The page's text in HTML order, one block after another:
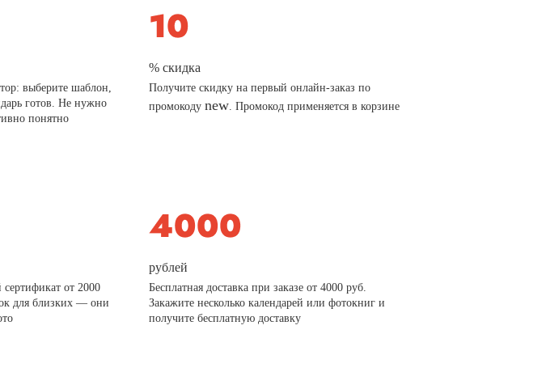
выберите шаблон,
готов. Не нужно
понятно
% скидка
Получите скидку на первый онлайн-заказ по
промокоду new. Промокод применяется в корзине
от 2000
для близких — они
рублей
Бесплатная доставка при заказе от 4000 руб.
Закажите несколько календарей или фотокниг и
получите бесплатную доставку